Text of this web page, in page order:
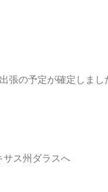
張の予定が確定しまし
ス州ダラスへ